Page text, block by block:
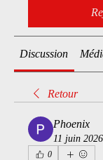
Discussion
Retour
Phoenix
11 juin 2026
0